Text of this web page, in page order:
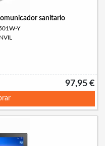
sanitario
Y
97,95 €